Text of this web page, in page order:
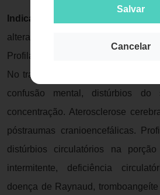
Salvar
Cancelar
Indicação:
Vertizan está
alterações de memória e
Profilaxia e tratamento de
No tratamento de sintomas como:
confusão mental, distúrbios do
concentração. Aterosclerose
póstraumas cranioencefálicas.
distúrbios circulatórios na porção
intermitente, deficiência
doença de Raynaud,